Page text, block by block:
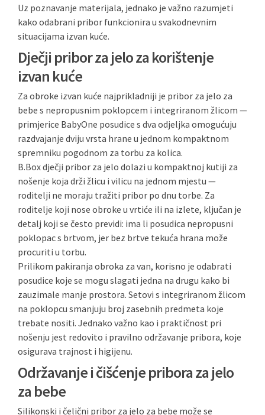
Uz poznavanje materijala, jednako je važno razumjeti
kako odabrani pribor funkcionira u svakodnevnim
situacijama izvan kuće.
Dječji pribor za jelo za korištenje
izvan kuće
Za obroke izvan kuće najprikladniji je pribor za jelo za
bebe s nepropusnim poklopcem i integriranom žlicom —
primjerice BabyOne posudice s dva odjeljka omogućuju
razdvajanje dviju vrsta hrane u jednom kompaktnom
spremniku pogodnom za torbu za kolica.
B.Box dječji pribor za jelo dolazi u kompaktnoj kutiji za
nošenje koja drži žlicu i vilicu na jednom mjestu —
roditelji ne moraju tražiti pribor po dnu torbe. Za
roditelje koji nose obroke u vrtiće ili na izlete, ključan je
detalj koji se često previdi: ima li posudica nepropusni
poklopac s brtvom, jer bez brtve tekuća hrana može
procuriti u torbu.
Prilikom pakiranja obroka za van, korisno je odabrati
posudice koje se mogu slagati jedna na drugu kako bi
zauzimale manje prostora. Setovi s integriranom žlicom
na poklopcu smanjuju broj zasebnih predmeta koje
trebate nositi. Jednako važno kao i praktičnost pri
nošenju jest redovito i pravilno održavanje pribora, koje
osigurava trajnost i higijenu.
Održavanje i čišćenje pribora za jelo
za bebe
Silikonski i čelični pribor za jelo za bebe može se